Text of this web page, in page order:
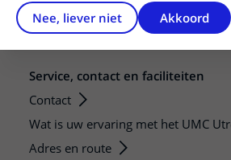
Diagnostiek aanvragen
Zorgverlenersportaal
Service, contact en faciliteiten
Contact
Wat is uw ervaring met het UMC
Adres en route
Nee, liever niet Akkoord